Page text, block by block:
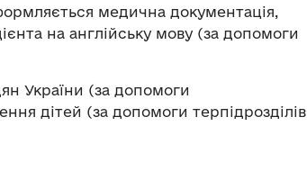
медична документація,
на англійську мову (за допомоги
України (за допомоги
дітей (за допомоги терпідрозділів